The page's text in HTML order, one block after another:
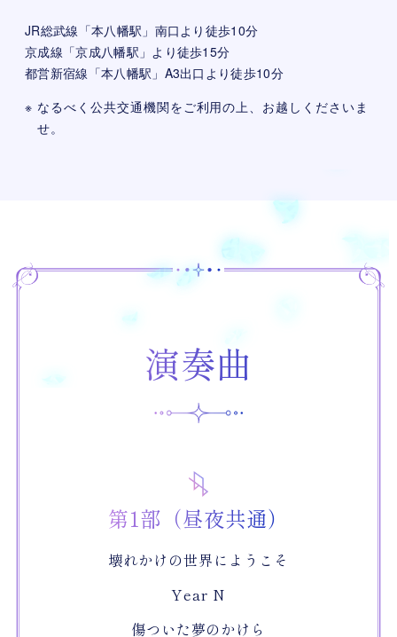
JR総武線「本八幡駅」南口より徒歩10分
京成線「京成八幡駅」より徒歩15分
都営新宿線「本八幡駅」A3出口より徒歩10分
なるべく公共交通機関をご利用の上、お越しくださいま
せ。
演奏曲
第1部（昼夜共通）
壊れかけの世界にようこそ
Year N
傷ついた夢のかけら